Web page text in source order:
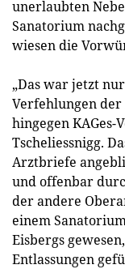
unerlaubten
Sanatorium
wiesen die
„Das war jetzt
Verfehlungen
hingegen
Tscheliessnigg.
Arztbriefe
und offenbar
der andere
einem
Eisbergs
Entlassungen